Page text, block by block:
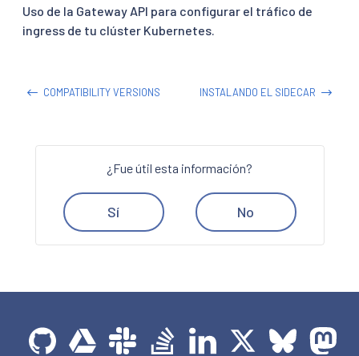
Uso de la Gateway API para configurar el tráfico de
ingress de tu clúster Kubernetes.
COMPATIBILITY VERSIONS INSTALANDO EL SIDECAR
¿Fue útil esta información?
Sí No